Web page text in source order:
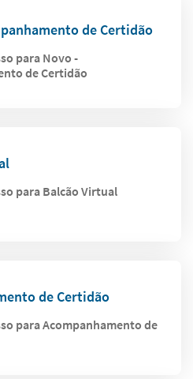
de Certidão
para Novo -
de Certidão
para Balcão Virtual
de Certidão
para Acompanhamento de